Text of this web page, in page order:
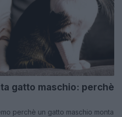
gatto maschio: perchè
perchè un gatto maschio monta